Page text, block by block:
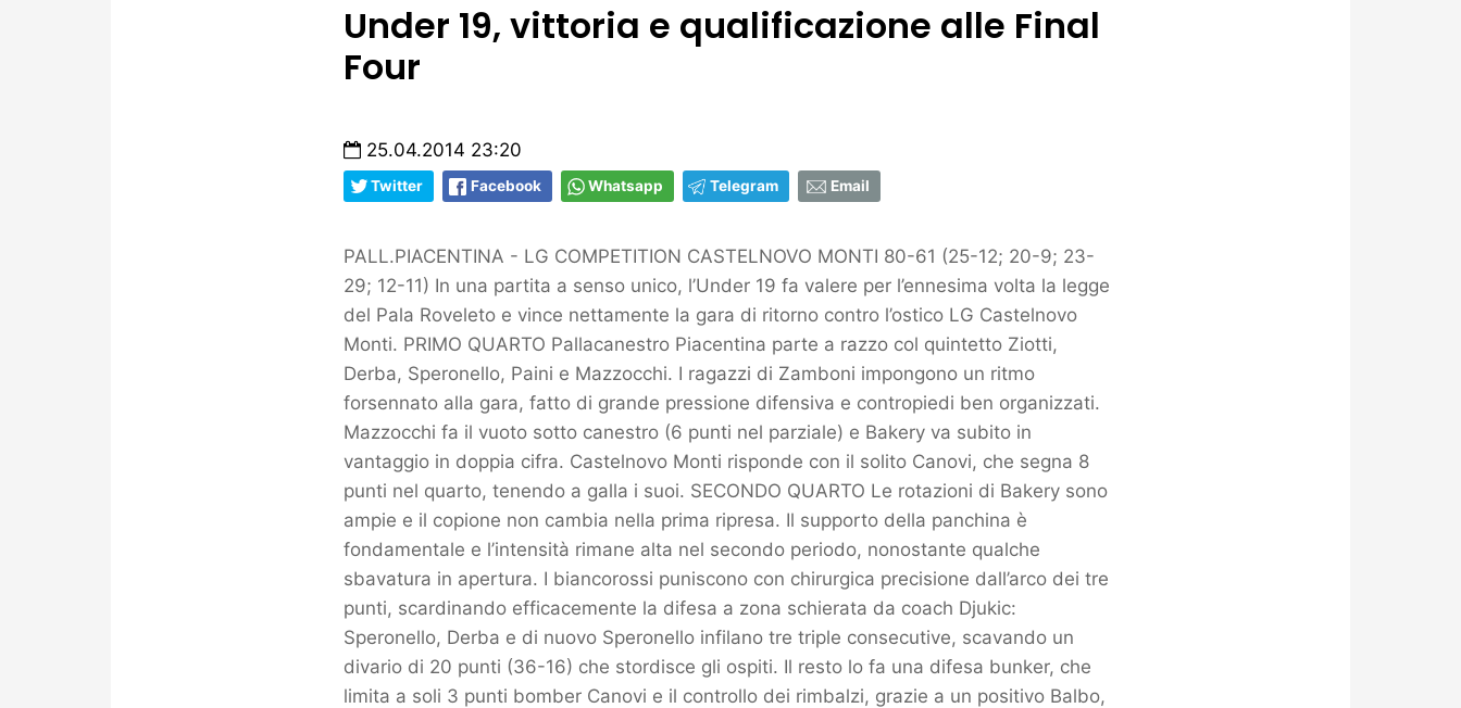
Under 19, vittoria e qualificazione alle Final
Four
25.04.2014 23:20
Twitter Facebook Whatsapp Telegram Email
PALL.PIACENTINA - LG COMPETITION CASTELNOVO MONTI 80-61 (25-12; 20-9; 23-
29; 12-11) In una partita a senso unico, l’Under 19 fa valere per l’ennesima volta la legge
del Pala Roveleto e vince nettamente la gara di ritorno contro l’ostico LG Castelnovo
Monti. PRIMO QUARTO Pallacanestro Piacentina parte a razzo col quintetto Ziotti,
Derba, Speronello, Paini e Mazzocchi. I ragazzi di Zamboni impongono un ritmo
forsennato alla gara, fatto di grande pressione difensiva e contropiedi ben organizzati.
Mazzocchi fa il vuoto sotto canestro (6 punti nel parziale) e Bakery va subito in
vantaggio in doppia cifra. Castelnovo Monti risponde con il solito Canovi, che segna 8
punti nel quarto, tenendo a galla i suoi. SECONDO QUARTO Le rotazioni di Bakery sono
ampie e il copione non cambia nella prima ripresa. Il supporto della panchina è
fondamentale e l’intensità rimane alta nel secondo periodo, nonostante qualche
sbavatura in apertura. I biancorossi puniscono con chirurgica precisione dall’arco dei tre
punti, scardinando efficacemente la difesa a zona schierata da coach Djukic:
Speronello, Derba e di nuovo Speronello infilano tre triple consecutive, scavando un
divario di 20 punti (36-16) che stordisce gli ospiti. Il resto lo fa una difesa bunker, che
limita a soli 3 punti bomber Canovi e il controllo dei rimbalzi, grazie a un positivo Balbo,